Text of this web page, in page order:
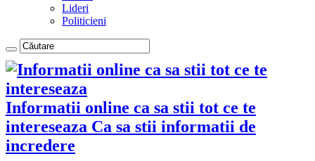
Lideri
Politicieni
Informatii online ca sa stii tot ce te
intereseaza Ca sa stii informatii de
incredere